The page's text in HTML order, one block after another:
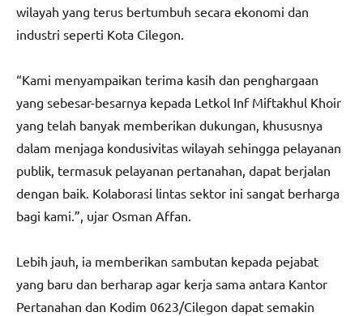
wilayah yang terus bertumbuh secara ekonomi dan
industri seperti Kota Cilegon.
“Kami menyampaikan terima kasih dan penghargaan
yang sebesar-besarnya kepada Letkol Inf Miftakhul Khoir
yang telah banyak memberikan dukungan, khususnya
dalam menjaga kondusivitas wilayah sehingga pelayanan
publik, termasuk pelayanan pertanahan, dapat berjalan
dengan baik. Kolaborasi lintas sektor ini sangat berharga
bagi kami.”, ujar Osman Affan.
Lebih jauh, ia memberikan sambutan kepada pejabat
yang baru dan berharap agar kerja sama antara Kantor
Pertanahan dan Kodim 0623/Cilegon dapat semakin